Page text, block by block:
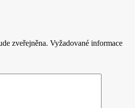
zveřejněna. Vyžadované informace